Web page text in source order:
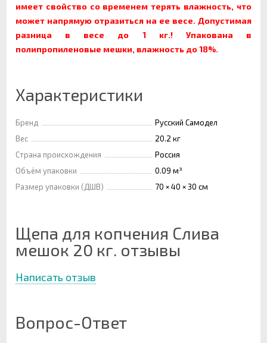
имеет свойство со временем терять влажность, что
может напрямую отразиться на ее весе. Допустимая
разница в весе до 1 кг.!Упакована в
полипропиленовые мешки, влажность до 18%.
Характеристики
Бренд
Русский Самодел
Вес
20.2 кг
Страна происхождения
Россия
Объём упаковки
0.09 м³
Размер упаковки (ДШВ)
70 × 40 × 30 см
Щепа для копчения Слива
мешок 20 кг. отзывы
Написать отзыв
Вопрос-Ответ